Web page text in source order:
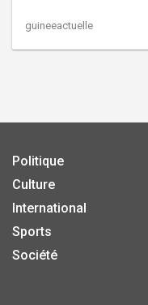
guineeactuelle
Politique
Culture
International
Sports
Société